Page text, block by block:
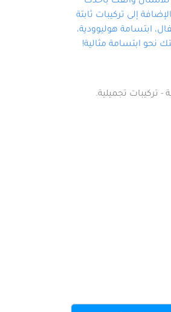
إلى تركيبات ثابتة
ابتسامة هوليوودية،
نحو ابتسامة مثالية!
تركيبات تجميلية.